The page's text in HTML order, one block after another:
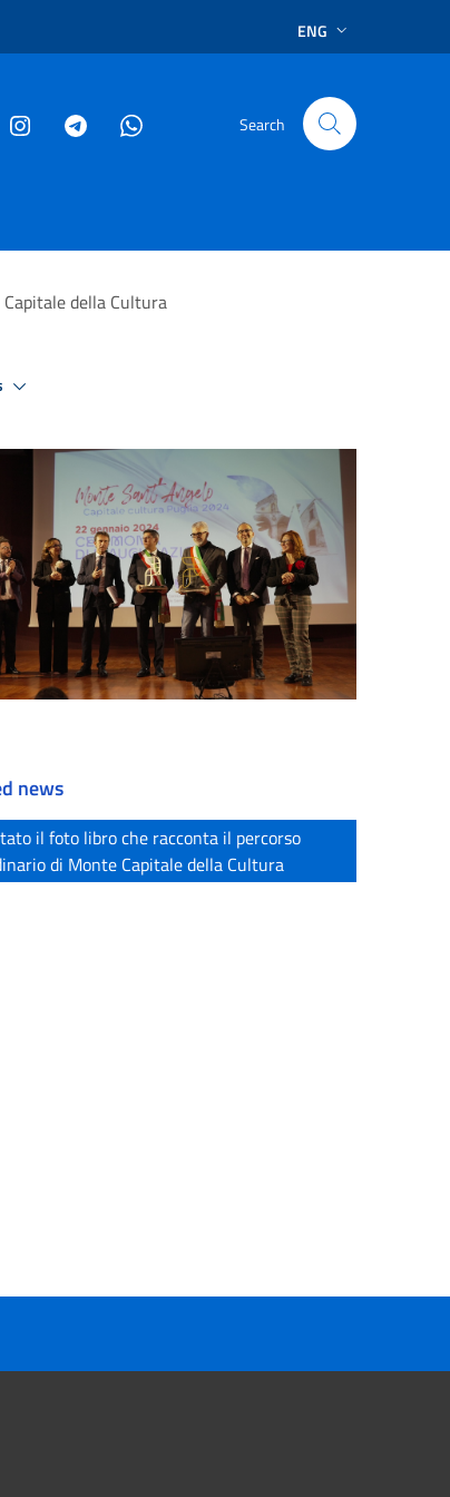
ENG
Search
della Cultura
news
il foto libro che racconta il percorso
di Monte Capitale della Cultura